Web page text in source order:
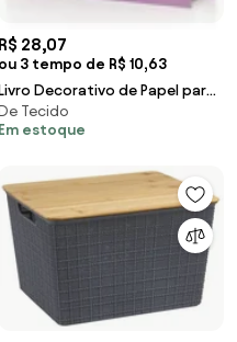
R$ 28,07
ou 3 tempo de R$ 10,63
Livro Decorativo de Papel para
Ornamentação Lavanda
27x17x5cm F04 - D'Rossi
De Tecido
Em estoque